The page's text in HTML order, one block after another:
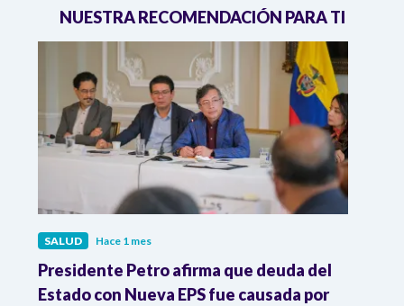
NUESTRA RECOMENDACIÓN PARA TI
SALUD Hace 1 mes
Presidente Petro afirma que deuda del
Estado con Nueva EPS fue causada por